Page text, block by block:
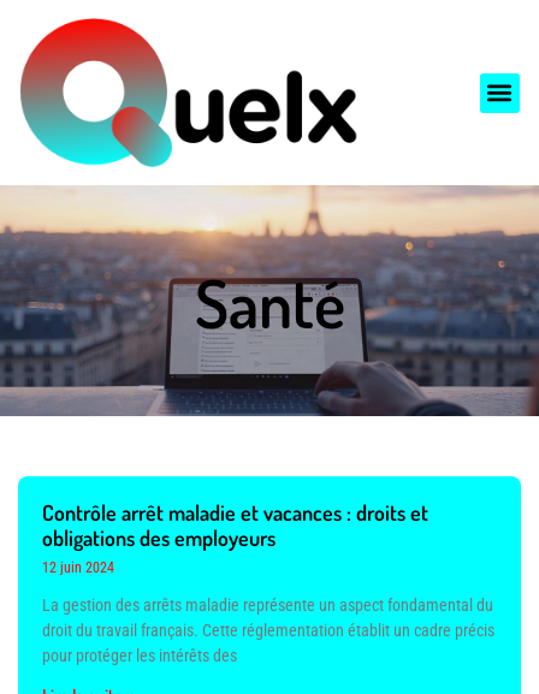
Santé
Contrôle arrêt maladie et vacances : droits et
obligations des employeurs
12 juin 2024
La gestion des arrêts maladie représente un aspect fondamental du
droit du travail français. Cette réglementation établit un cadre précis
pour protéger les intérêts des